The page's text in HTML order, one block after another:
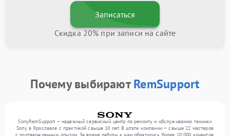
Записаться
Скидка 20% при записи на сайте
Почему выбираютRemSupport
SonyRemSupport — надежный сервисный центр по ремонту и обслуживанию техники
Sony в Ярославле с практикой свыше 10 лет. В штате компании — свыше 22 мастеров